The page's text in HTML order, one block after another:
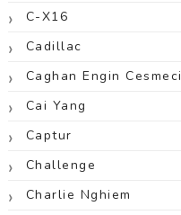
C-X16
Cadillac
Caghan Engin Cesmeci
Cai Yang
Captur
Challenge
Charlie Nghiem